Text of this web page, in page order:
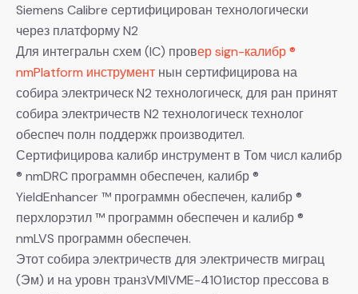
Siemens Calibre сертифицирован технологически
через платформу N2
Для интегральн схем (IC) провер sign-калибр ®
nmPlatform инструмент нын сертифицирова на
собира электрическ N2 технологическ, для ран принят
собира электричеств N2 технологическ технолог
обеспеч полн поддержк производител.
Сертифицирова калибр инструмент в Том числ калибр
® nmDRC программн обеспечен, калибр ®
YieldEnhancer ™ программн обеспечен, калибр ®
перхлорэтил ™ программн обеспечен и калибр ®
nmLVS программн обеспечен.
Этот собира электричеств для электричеств миграц
(Эм) и на уровн транзVMIVME-4101истор прессова в